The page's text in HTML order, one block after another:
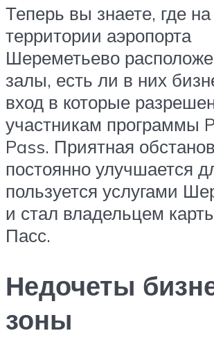
Теперь вы знаете, где на
территории аэропорта
Шереметьево
залы, есть ли в них
вход в которые
участникам программы
Pass. Приятная
постоянно улучшается
пользуется услугами
и стал владельцем
Пасс.
Недочеты
зоны